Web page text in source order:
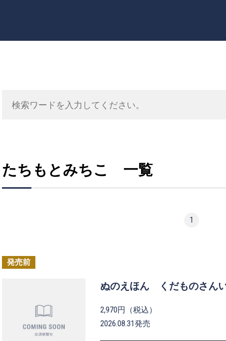
たちもとみちこ 一覧
1
発売前
ぬのえほん くだものさん
2,970円（税込）
2026.08.31発売